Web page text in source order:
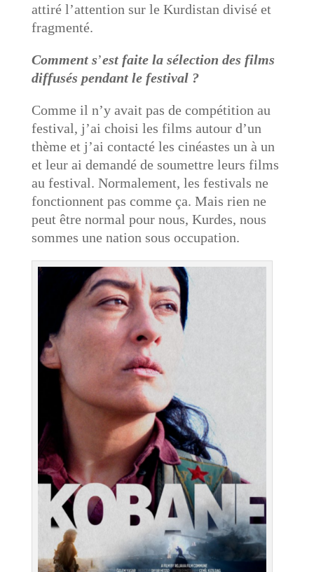
attiré l’attention sur le Kurdistan divisé et
fragmenté.
Comment s’est faite la sélection des films
diffusés pendant le festival ?
Comme il n’y avait pas de compétition au
festival, j’ai choisi les films autour d’un
thème et j’ai contacté les cinéastes un à un
et leur ai demandé de soumettre leurs films
au festival. Normalement, les festivals ne
fonctionnent pas comme ça. Mais rien ne
peut être normal pour nous, Kurdes, nous
sommes une nation sous occupation.